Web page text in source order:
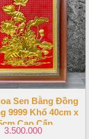
Sen Bằng Đồng
9999 Khổ 40cm x
Cao Cấp
3.500.000